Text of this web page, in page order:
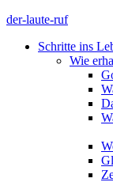
der-laute-ruf
Schritte ins
Wie